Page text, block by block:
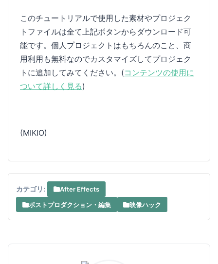
このチュートリアルで使用した素材やプロジェク
トファイルは全て上記ボタンからダウンロード可
能です。個人プロジェクトはもちろんのこと、商
用利用も無料なのでカスタマイズしてプロジェク
トに追加してみてください。(コンテンツの使用に
ついて詳しく見る)
(MIKIO)
カテゴリ:
After Effects
ポストプロダクション・編集
映像ハック